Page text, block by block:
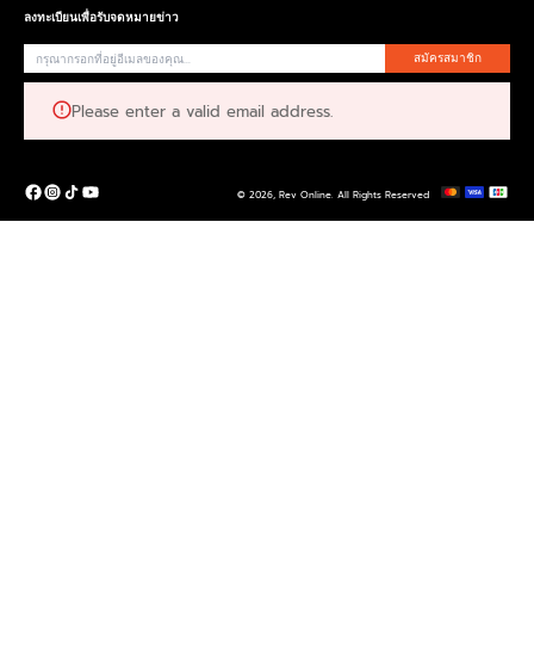
ลงทะเบียนเพื่อรับจดหมายข่าว
สมัครสมาชิก
Please enter a valid email address.
© 2026, Rev Online. All Rights Reserved